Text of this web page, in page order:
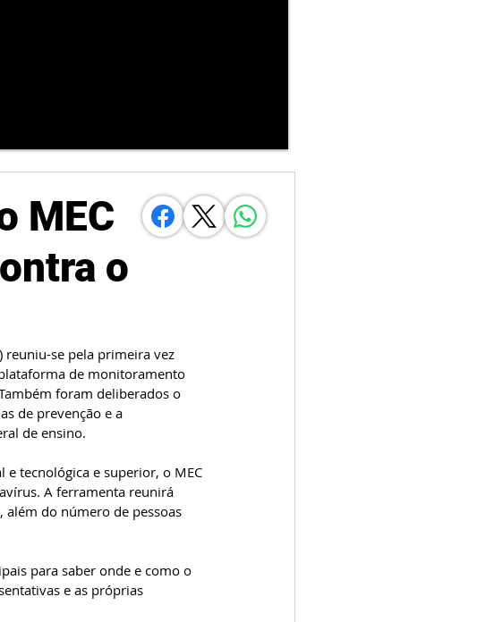
MEC
o
reuniu-se pela primeira vez
de monitoramento
foram deliberados o
de prevenção e a
de ensino.
e tecnológica e superior, o MEC
A ferramenta reunirá
além do número de pessoas
para saber onde e como o
e as próprias